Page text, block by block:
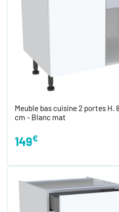
Meuble bas cuisine 2 portes H.
cm - Blanc mat
149€